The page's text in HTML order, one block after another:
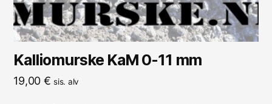
Kalliomurske KaM 0-11 mm
19,00 € sis. alv